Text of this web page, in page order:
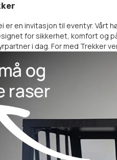
er en invitasjon til eventyr.
for sikkerhet, komfort og
i dag. For med Trekker